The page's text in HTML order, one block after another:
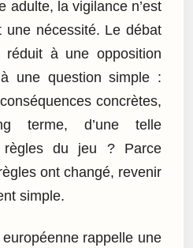
adulte, la vigilance n’est
une nécessité. Le débat
à une opposition
une question simple :
concrètes,
terme, d’une telle
règles du jeu ? Parce
ont changé, revenir
simple.
rappelle une